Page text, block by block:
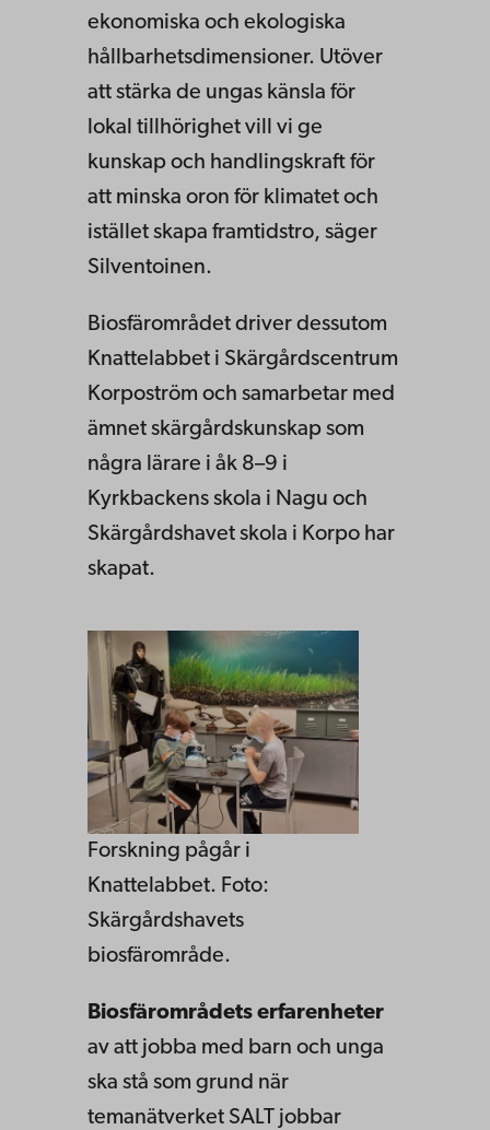
ekonomiska och ekologiska
hållbarhetsdimensioner. Utöver
att stärka de ungas känsla för
lokal tillhörighet vill vi ge
kunskap och handlingskraft för
att minska oron för klimatet och
istället skapa framtidstro, säger
Silventoinen.
Biosfärområdet driver dessutom
Knattelabbet i Skärgårdscentrum
Korpoström och samarbetar med
ämnet skärgårdskunskap som
några lärare i åk 8–9 i
Kyrkbackens skola i Nagu och
Skärgårdshavet skola i Korpo har
skapat.
Forskning pågår i
Knattelabbet. Foto:
Skärgårdshavets
biosfärområde.
Biosfärområdets erfarenheter
av att jobba med barn och unga
ska stå som grund när
temanätverket SALT jobbar